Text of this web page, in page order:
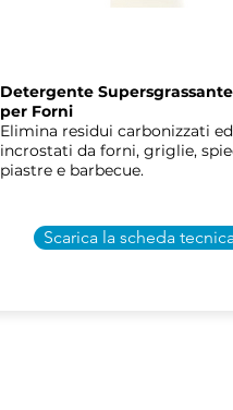
Detergente Supersgrassante
per Forni
Elimina residui carbonizzati ed
incrostati da forni, griglie,
piastre e barbecue.
Scarica la scheda